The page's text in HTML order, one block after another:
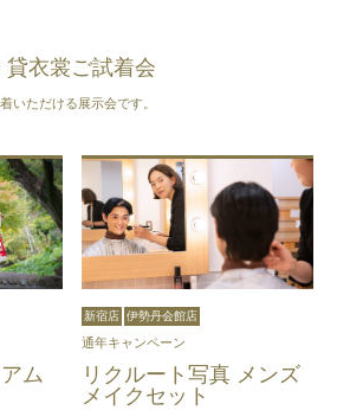
貸衣裳ご試着会
いただける展示会です。
ム
新宿店 伊勢丹会館店
通年キャンペーン
リクルート写真 メンズ
メイクセット